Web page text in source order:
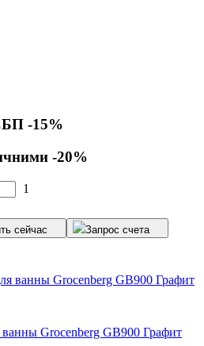
-15%
-20%
1
сейчас Запрос счета
Grocenberg GB900 Графит